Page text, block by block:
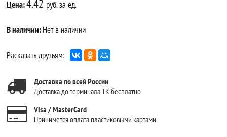
Цена:4.42 руб. за ед.
В наличии:Нет в наличии
Расказать друзьям:
Доставка по всей России
Доставка до терминала ТК бесплатно
Visa / MasterCard
Принимется оплата пластиковыми картами